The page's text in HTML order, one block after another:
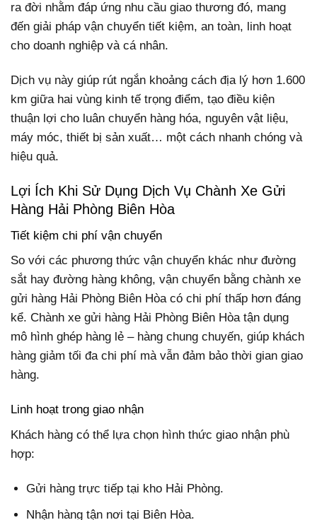
ra đời nhằm đáp ứng nhu cầu giao thương đó, mang
đến giải pháp vận chuyển tiết kiệm, an toàn, linh hoạt
cho doanh nghiệp và cá nhân.
Dịch vụ này giúp rút ngắn khoảng cách địa lý hơn 1.600
km giữa hai vùng kinh tế trọng điểm, tạo điều kiện
thuận lợi cho luân chuyển hàng hóa, nguyên vật liệu,
máy móc, thiết bị sản xuất… một cách nhanh chóng và
hiệu quả.
Lợi Ích Khi Sử Dụng Dịch Vụ Chành Xe Gửi
Hàng Hải Phòng Biên Hòa
Tiết kiệm chi phí vận chuyển
So với các phương thức vận chuyển khác như đường
sắt hay đường hàng không, vận chuyển bằng chành xe
gửi hàng Hải Phòng Biên Hòa có chi phí thấp hơn đáng
kể. Chành xe gửi hàng Hải Phòng Biên Hòa tận dụng
mô hình ghép hàng lẻ – hàng chung chuyến, giúp khách
hàng giảm tối đa chi phí mà vẫn đảm bảo thời gian giao
hàng.
Linh hoạt trong giao nhận
Khách hàng có thể lựa chọn hình thức giao nhận phù
hợp:
Gửi hàng trực tiếp tại kho Hải Phòng.
Nhận hàng tận nơi tại Biên Hòa.